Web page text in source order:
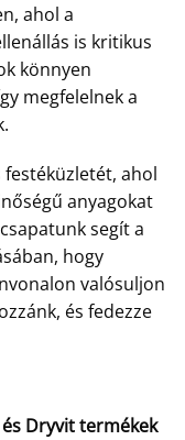
ahol a
is kritikus
könnyen
megfelelnek a
festéküzletét, ahol
anyagokat
segít a
hogy
valósuljon
és fedezze
Dryvit termékek